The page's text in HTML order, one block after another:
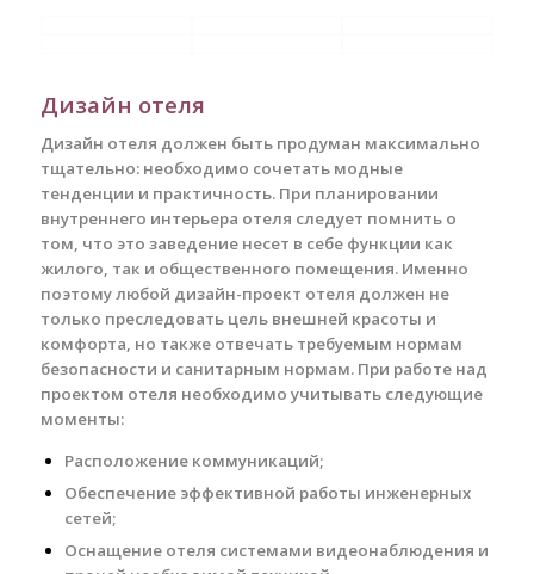
Дизайн отеля
Дизайн отеля должен быть продуман максимально
тщательно: необходимо сочетать модные
тенденции и практичность. При планировании
внутреннего интерьера отеля следует помнить о
том, что это заведение несет в себе функции как
жилого, так и общественного помещения. Именно
поэтому любой дизайн-проект отеля должен не
только преследовать цель внешней красоты и
комфорта, но также отвечать требуемым нормам
безопасности и санитарным нормам. При работе над
проектом отеля необходимо учитывать следующие
моменты:
Расположение коммуникаций;
Обеспечение эффективной работы инженерных
сетей;
Оснащение отеля системами видеонаблюдения и